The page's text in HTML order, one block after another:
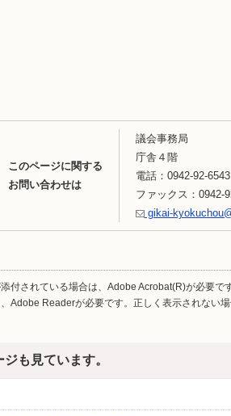
このページに関する
お問い合わせは
議会事務局
庁舎４階
電話：0942-92-6543
ファックス：0942-
gikai-
付されている場合は、Adobe Acrobat(R)が必要です
Adobe Readerが必要です。正しく表示されない
も見ています。